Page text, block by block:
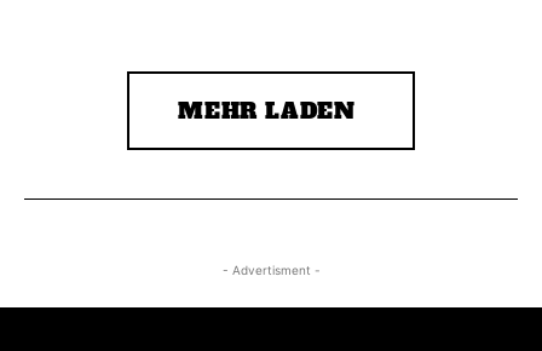
MEHR LADEN
- Advertisment -